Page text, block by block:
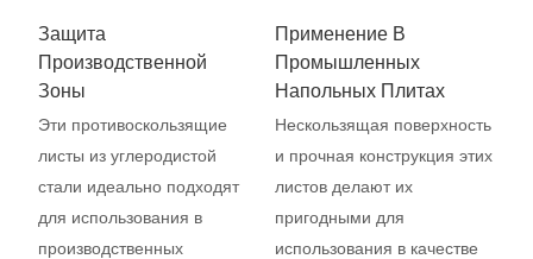
Защита
Производственной
Зоны
Эти противоскользящие
листы из углеродистой
стали идеально подходят
для использования в
производственных
Применение В
Промышленных
Напольных Плитах
Нескользящая поверхность
и прочная конструкция этих
листов делают их
пригодными для
использования в качестве